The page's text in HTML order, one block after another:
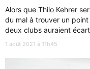
Alors que Thilo Kehrer
du mal à trouver un
deux clubs auraient
1 août 2021 à 11h45